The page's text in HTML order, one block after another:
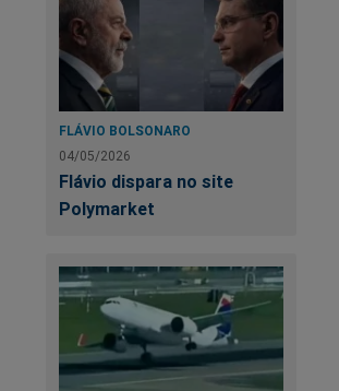
FLÁVIO BOLSONARO
04/05/2026
Flávio dispara no site
Polymarket